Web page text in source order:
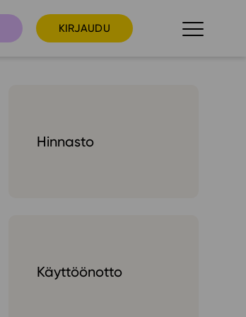
KIRJAUDU
Hinnasto
Käyttöönotto